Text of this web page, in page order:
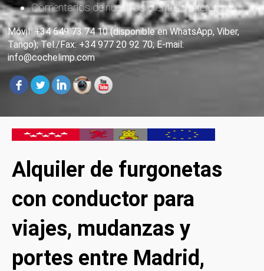
Comentarios de nuestros clientes. Referencias
Móvil: +34 649 73 74 10 (disponible en WhatsApp, Viber,
Tango); Tel./Fax: +34 977 20 92 70; E-mail:
info@cochelimp.com
Alquiler de furgonetas
con conductor para
viajes, mudanzas y
portes entre Madrid,